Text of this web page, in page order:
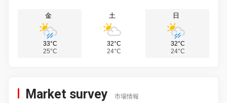
金
33°C
25°C
土
32°C
24°C
日
32°C
24°C
Market survey 市場情報